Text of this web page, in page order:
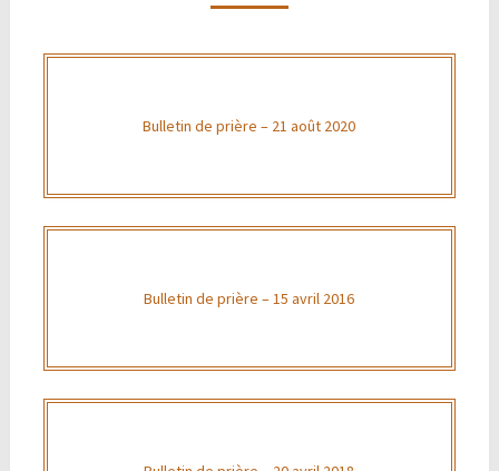
Bulletin de prière – 21 août 2020
Bulletin de prière – 15 avril 2016